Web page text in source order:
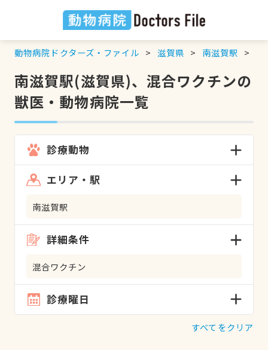
動物病院ドクターズ・ファイル 滋賀県 南滋賀駅
南滋賀駅(滋賀県)、混合ワクチンの
獣医・動物病院一覧
診療動物
エリア・駅
南滋賀駅
詳細条件
混合ワクチン
診療曜日
すべてをクリア